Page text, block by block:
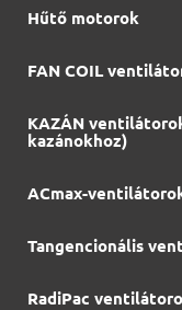
Hűtő motorok
FAN COIL
KAZÁN
kazánokhoz)
ACmax-
Tangencionális
RadiPac